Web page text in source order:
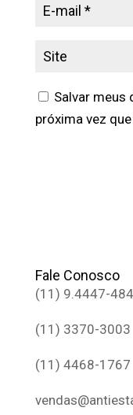
Salvar meus
próxima vez
Fale Conosco
(11) 9.4447-
(11) 3370-3003
(11) 4468-1767